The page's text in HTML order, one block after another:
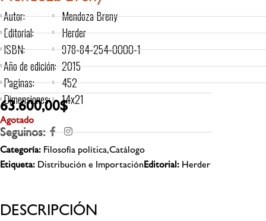
Autor:
Editorial:
ISBN:
Año de edición:
Paginas:
Dimensiones:
Mendoza Breny
Herder
978-84-254-0000-1
2015
452
14x21
63.600,00$
Agotado
Seguinos:
Categoría: Filosofía política,Catálogo
Etiqueta: Distribución e ImportaciónEditorial: Herder
DESCRIPCIÓN